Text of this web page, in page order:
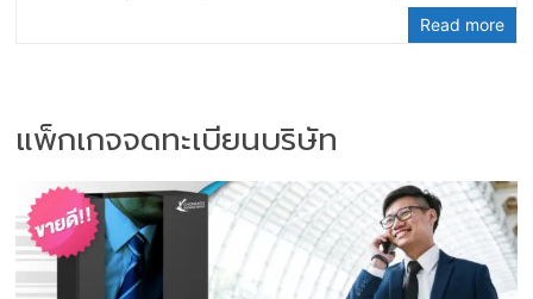
Read more
แพ็กเกจจดทะเบียนบริษัท